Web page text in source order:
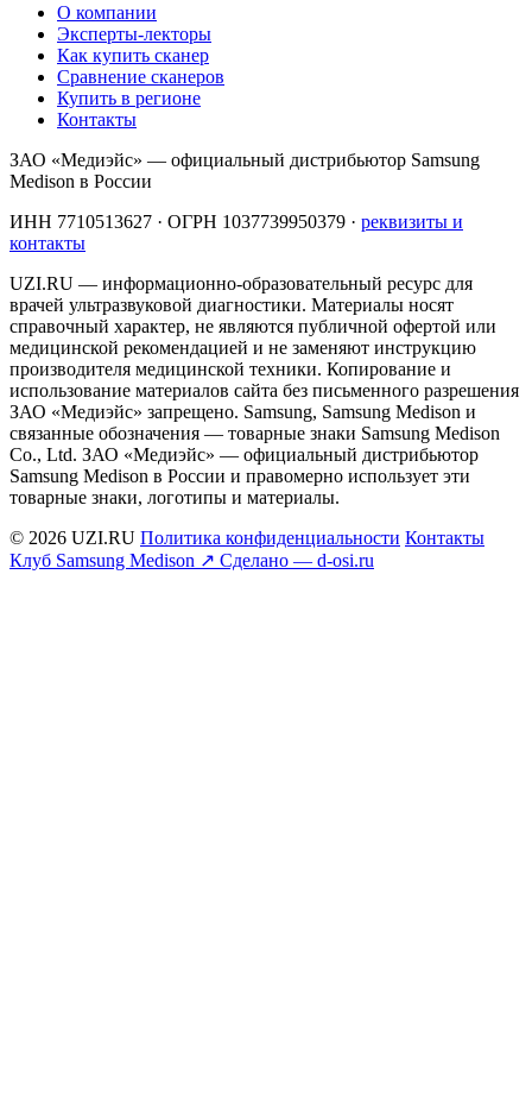
О компании
Эксперты-лекторы
Как купить сканер
Сравнение сканеров
Купить в регионе
Контакты
ЗАО «Медиэйс» — официальный дистрибьютор Samsung
Medison в России
ИНН 7710513627 · ОГРН 1037739950379 · реквизиты и
контакты
UZI.RU — информационно-образовательный ресурс для
врачей ультразвуковой диагностики. Материалы носят
справочный характер, не являются публичной офертой или
медицинской рекомендацией и не заменяют инструкцию
производителя медицинской техники. Копирование и
использование материалов сайта без письменного разрешения
ЗАО «Медиэйс» запрещено. Samsung, Samsung Medison и
связанные обозначения — товарные знаки Samsung Medison
Co., Ltd. ЗАО «Медиэйс» — официальный дистрибьютор
Samsung Medison в России и правомерно использует эти
товарные знаки, логотипы и материалы.
© 2026 UZI.RU Политика конфиденциальности Контакты
Клуб Samsung Medison ↗ Сделано — d-osi.ru